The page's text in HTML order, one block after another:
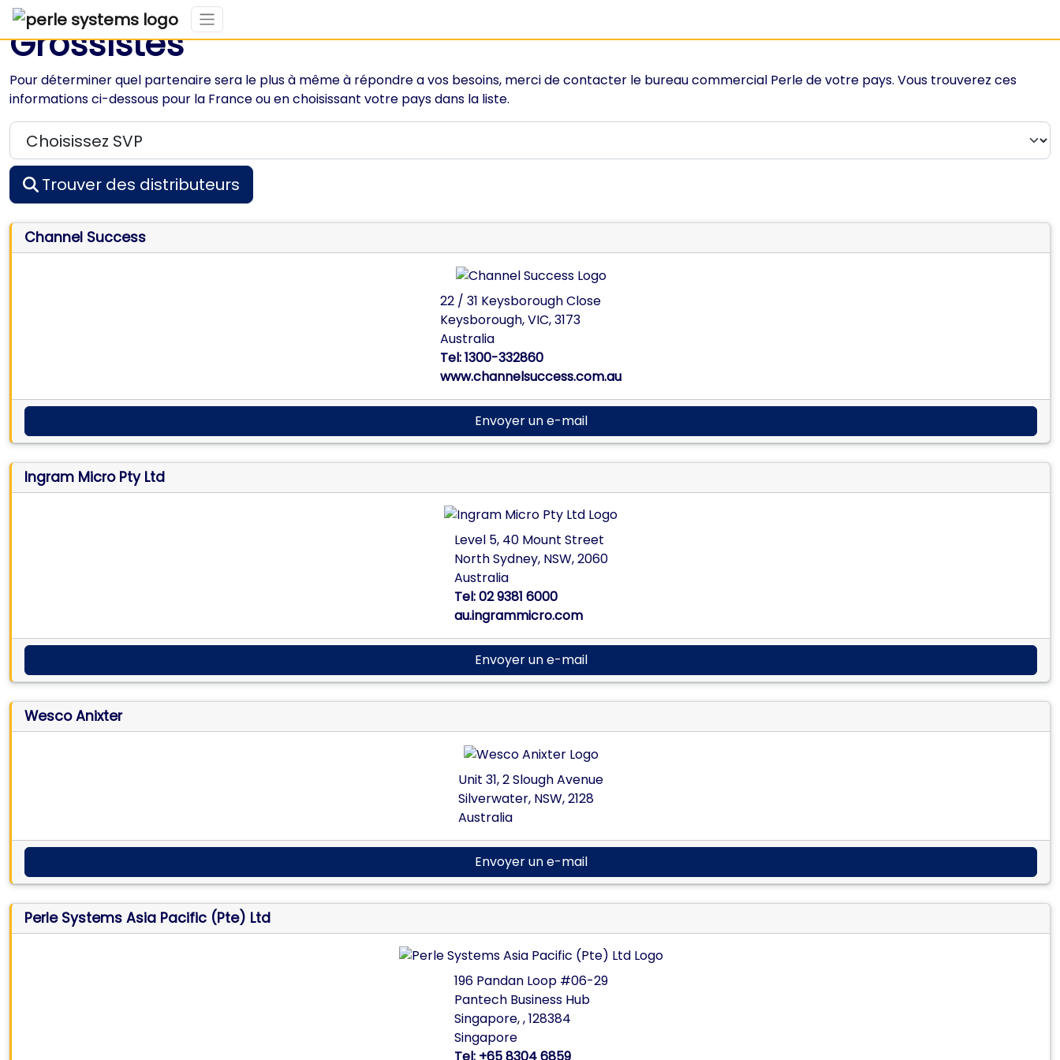
Grossistes
Pour déterminer quel partenaire sera le plus à même à répondre a vos besoins, merci de contacter le bureau commercial Perle de votre pays. Vous trouverez ces
informations ci-dessous pour la France ou en choisissant votre pays dans la liste.
Trouver des distributeurs
Channel Success
22 / 31 Keysborough Close
Keysborough,VIC,3173
Australia
Tel:1300-332860
www.channelsuccess.com.au
Envoyer un e-mail
Ingram Micro Pty Ltd
Level 5, 40 Mount Street
North Sydney, NSW,2060
Australia
Tel:02 9381 6000
au.ingrammicro.com
Envoyer un e-mail
Wesco Anixter
Unit 31, 2 Slough Avenue
Silverwater, NSW,2128
Australia
Envoyer un e-mail
Perle Systems Asia Pacific (Pte) Ltd
196 Pandan Loop #06-29
Pantech Business Hub
Singapore,,128384
Singapore